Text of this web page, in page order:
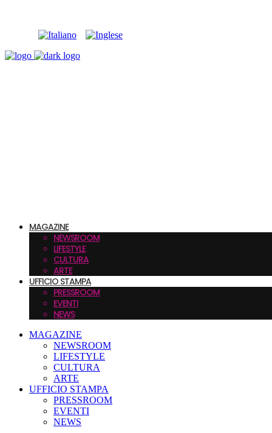
MAGAZINE
NEWSROOM
LIFESTYLE
CULTURA
ARTE
UFFICIO STAMPA
PRESSROOM
EVENTI
NEWS
MAGAZINE
NEWSROOM
LIFESTYLE
CULTURA
ARTE
UFFICIO STAMPA
PRESSROOM
EVENTI
NEWS